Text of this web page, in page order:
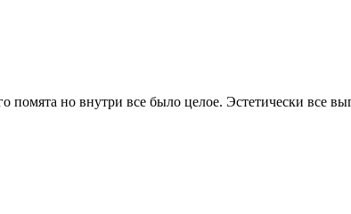
но внутри все было целое. Эстетически все